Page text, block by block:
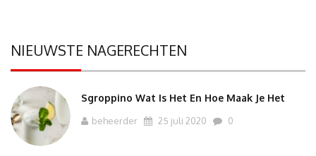
NIEUWSTE NAGERECHTEN
Sgroppino Wat Is Het En Hoe Maak Je Het
beheerder 25 juli 2020 0